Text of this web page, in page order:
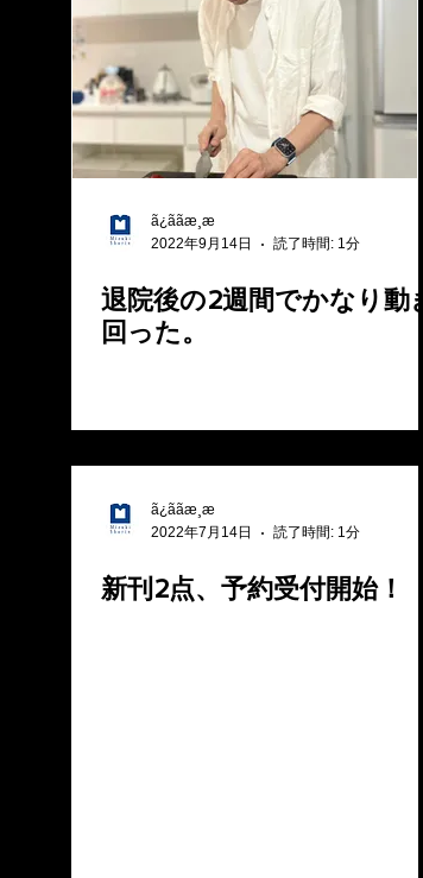
ã¿ããæ¸æ
2022年9月14日
読了時間: 1分
退院後の2週間でかなり動き
回った。
ã¿ããæ¸æ
2022年7月14日
読了時間: 1分
新刊2点、予約受付開始！